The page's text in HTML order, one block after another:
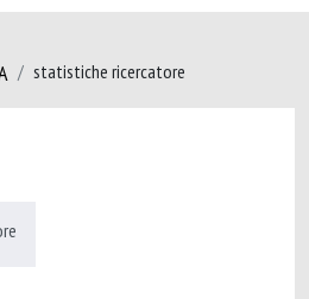
statistiche ricercatore